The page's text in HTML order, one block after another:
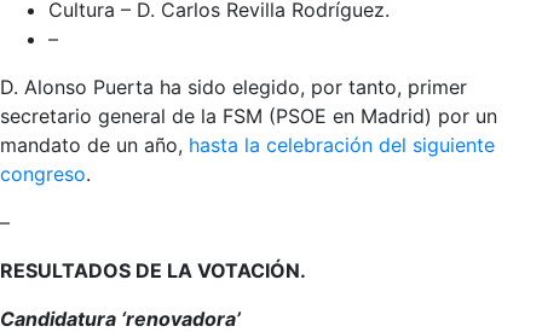
Cultura – D. Carlos Revilla Rodríguez.
–
D. Alonso Puerta ha sido elegido, por tanto, primer
secretario general de la FSM (PSOE en Madrid) por un
mandato de un año, hasta la celebración del siguiente
congreso.
–
RESULTADOS DE LA VOTACIÓN.
Candidatura ‘renovadora’